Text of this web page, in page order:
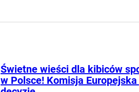
Świetne wieści dla kibiców
w Polsce! Komisja Europejska